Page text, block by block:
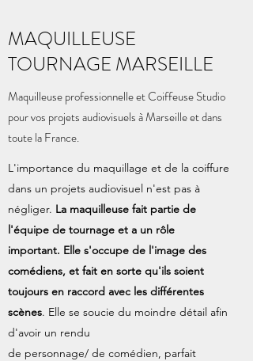
MAQUILLEUSE
TOURNAGE MARSEILLE
Maquilleuse professionnelle et Coiffeuse Studio
pour vos projets audiovisuels à Marseille et dans
toute la France.
L'importance du maquillage et de la coiffure
dans un projets audiovisuel n'est pas à
négliger. La maquilleuse fait partie de
l'équipe de tournage et a un rôle
important. Elle s'occupe de l'image des
comédiens, et fait en sorte qu'ils soient
toujours en raccord avec les différentes
scènes. Elle se soucie du moindre détail afin
d'avoir un rendu
de personnage/ de comédien, parfait